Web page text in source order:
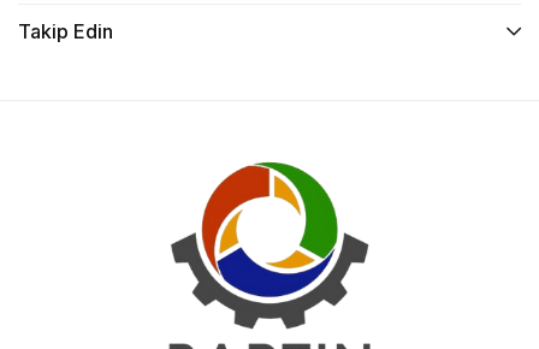
Takip Edin